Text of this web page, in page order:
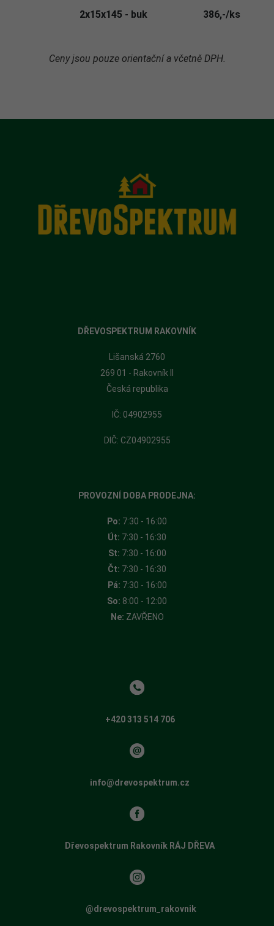
2x15x145 - buk
386,-/ks
Ceny jsou pouze orientační a včetně DPH.
DŘEVOSPEKTRUM RAKOVNÍK
Lišanská 2760
269 01 - Rakovník II
Česká republika
​IČ: 04902955
DIČ: CZ04902955
PROVOZNÍ DOBA PRODEJNA:
Po: 7:30 - 16:00
Út: 7:30 - 16:30
St: 7:30 - 16:00
Čt: 7:30 - 16:30
Pá: 7:30 - 16:00
So: 8:00 - 12:00
Ne: ZAVŘENO
+420 313 514 706
info@drevospektrum.cz
Dřevospektrum Rakovník RÁJ DŘEVA
@drevospektrum_rakovnik